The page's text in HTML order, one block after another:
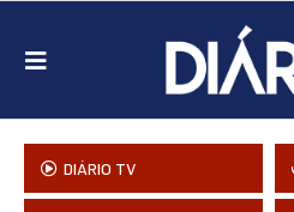
DIÁRIO TV